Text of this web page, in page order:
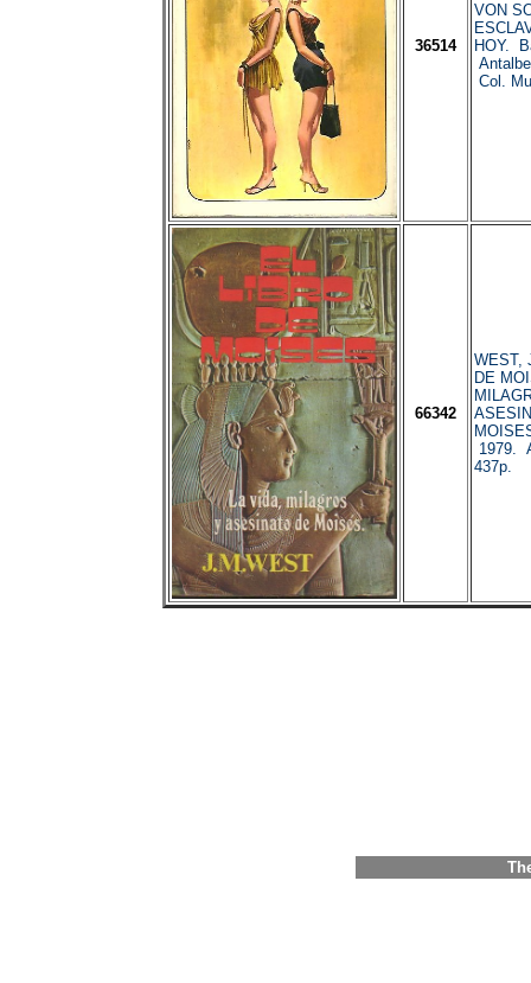
36514
VON
HOY.
Col.
66342
WEST,
DE
1979.
437p.